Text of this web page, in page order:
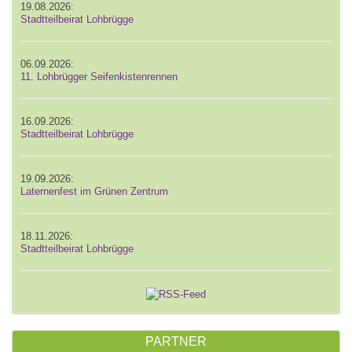
19.08.2026:
Stadtteilbeirat Lohbrügge
06.09.2026:
11. Lohbrügger Seifenkistenrennen
16.09.2026:
Stadtteilbeirat Lohbrügge
19.09.2026:
Laternenfest im Grünen Zentrum
18.11.2026:
Stadtteilbeirat Lohbrügge
PARTNER